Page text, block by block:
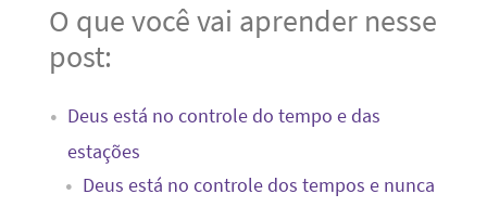
O que você vai aprender nesse
post:
Deus está no controle do tempo e das
estações
Deus está no controle dos tempos e nunca